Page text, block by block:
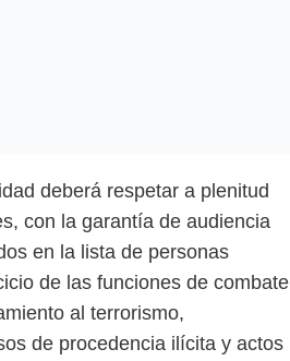
deberá respetar a plenitud
con la garantía de audiencia
en la lista de personas
de las funciones de combate
al terrorismo,
de procedencia ilícita y actos